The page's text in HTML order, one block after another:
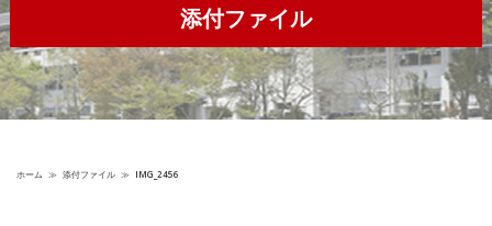
添付ファイル
ホーム ≫ 添付ファイル ≫ IMG_2456